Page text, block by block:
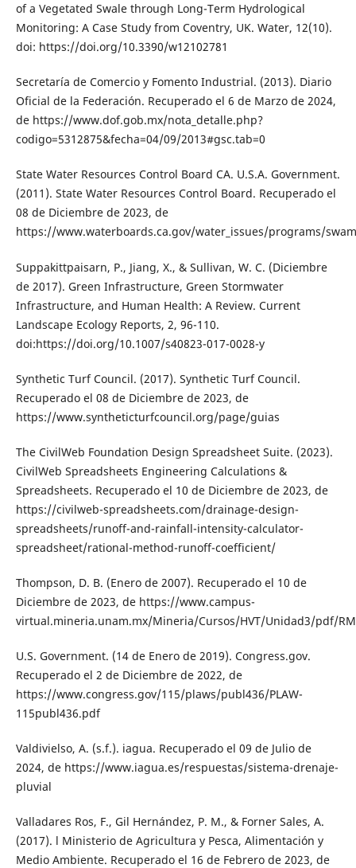
of a Vegetated Swale through Long-Term Hydrological
Monitoring: A Case Study from Coventry, UK. Water, 12(10).
doi: https://doi.org/10.3390/w12102781
Secretaría de Comercio y Fomento Industrial. (2013). Diario
Oficial de la Federación. Recuperado el 6 de Marzo de 2024,
de https://www.dof.gob.mx/nota_detalle.php?
codigo=5312875&fecha=04/09/2013#gsc.tab=0
State Water Resources Control Board CA. U.S.A. Government.
(2011). State Water Resources Control Board. Recuperado el
08 de Diciembre de 2023, de
https://www.waterboards.ca.gov/water_issues/programs/
Suppakittpaisarn, P., Jiang, X., & Sullivan, W. C. (Diciembre
de 2017). Green Infrastructure, Green Stormwater
Infrastructure, and Human Health: A Review. Current
Landscape Ecology Reports, 2, 96-110.
doi:https://doi.org/10.1007/s40823-017-0028-y
Synthetic Turf Council. (2017). Synthetic Turf Council.
Recuperado el 08 de Diciembre de 2023, de
https://www.syntheticturfcouncil.org/page/guias
The CivilWeb Foundation Design Spreadsheet Suite. (2023).
CivilWeb Spreadsheets Engineering Calculations &
Spreadsheets. Recuperado el 10 de Diciembre de 2023, de
https://civilweb-spreadsheets.com/drainage-design-
spreadsheets/runoff-and-rainfall-intensity-calculator-
spreadsheet/rational-method-runoff-coefficient/
Thompson, D. B. (Enero de 2007). Recuperado el 10 de
Diciembre de 2023, de https://www.campus-
virtual.mineria.unam.mx/Mineria/Cursos/HVT/Unidad3/pdf/
U.S. Government. (14 de Enero de 2019). Congress.gov.
Recuperado el 2 de Diciembre de 2022, de
https://www.congress.gov/115/plaws/publ436/PLAW-
115publ436.pdf
Valdivielso, A. (s.f.). iagua. Recuperado el 09 de Julio de
2024, de https://www.iagua.es/respuestas/sistema-drenaje-
pluvial
Valladares Ros, F., Gil Hernández, P. M., & Forner Sales, A.
(2017). l Ministerio de Agricultura y Pesca, Alimentación y
Medio Ambiente. Recuperado el 16 de Febrero de 2023, de